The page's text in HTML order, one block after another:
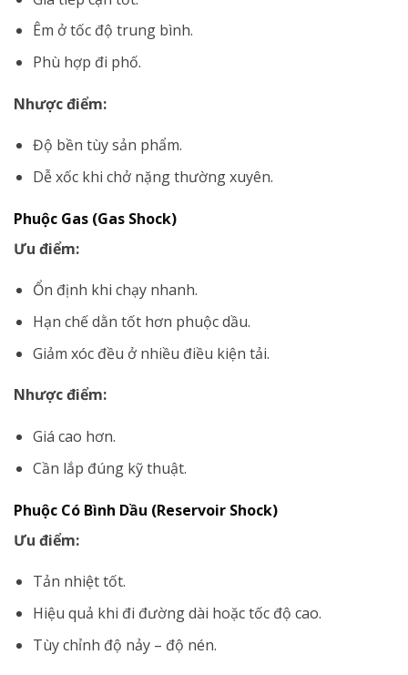
Êm ở tốc độ trung bình.
Phù hợp đi phố.
Nhược điểm:
Độ bền tùy sản phẩm.
Dễ xốc khi chở nặng thường xuyên.
Phuộc Gas (Gas Shock)
Ưu điểm:
Ổn định khi chạy nhanh.
Hạn chế dằn tốt hơn phuộc dầu.
Giảm xóc đều ở nhiều điều kiện tải.
Nhược điểm:
Giá cao hơn.
Cần lắp đúng kỹ thuật.
Phuộc Có Bình Dầu (Reservoir Shock)
Ưu điểm:
Tản nhiệt tốt.
Hiệu quả khi đi đường dài hoặc tốc độ cao.
Tùy chỉnh độ nảy – độ nén.